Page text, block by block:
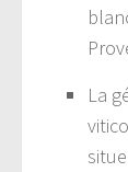
La